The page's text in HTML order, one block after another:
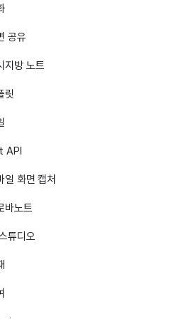
공유
지방 노트
릿
API
일 화면 캡처
바노트
튜디오